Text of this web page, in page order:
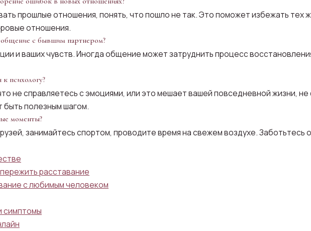
прошлые отношения, понять, что пошло не так. Это поможет избежать тех
отношения.
с бывшим партнером?
и ваших чувств. Иногда общение может затруднить процесс
психологу?
не справляетесь с эмоциями, или это мешает вашей повседневной жизни, не
быть полезным шагом.
моменты?
занимайтесь спортом, проводите время на свежем воздухе. Заботьтесь
расставание
с любимым человеком
симптомы